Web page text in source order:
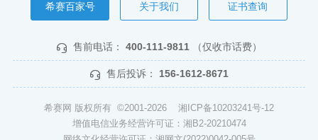
希赛百家号 关于我们 证书查询
售前电话： 400-111-9811 （仅收市话费）
售后投诉： 156-1612-8671
希赛网 版权所有 ©2001-2026 湘ICP备10203241号-12
增值电信业务经营许可证：湘B2-20210474